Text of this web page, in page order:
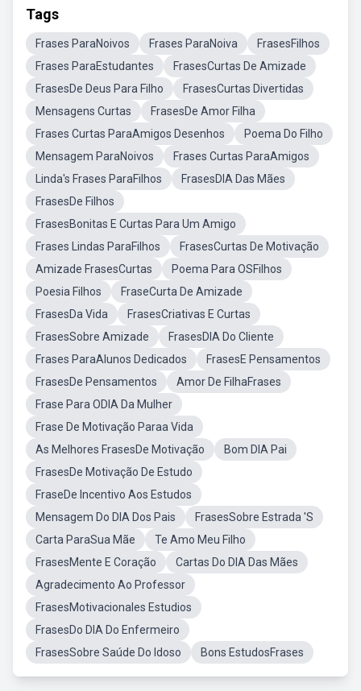
Tags
Frases ParaNoivos Frases ParaNoiva
FrasesFilhos
Frases ParaEstudantes
FrasesCurtas De Amizade
FrasesDe Deus Para Filho
FrasesCurtas Divertidas
Mensagens Curtas
FrasesDe Amor Filha
Frases Curtas ParaAmigos Desenhos
Poema Do Filho
Mensagem ParaNoivos
Frases Curtas ParaAmigos
Linda's Frases ParaFilhos
FrasesDIA Das Mães
FrasesDe Filhos
FrasesBonitas E Curtas Para Um Amigo
Frases Lindas ParaFilhos
FrasesCurtas De Motivação
Amizade FrasesCurtas
Poema Para OSFilhos
Poesia Filhos
FraseCurta De Amizade
FrasesDa Vida
FrasesCriativas E Curtas
FrasesSobre Amizade
FrasesDIA Do Cliente
Frases ParaAlunos Dedicados
FrasesE Pensamentos
FrasesDe Pensamentos
Amor De FilhaFrases
Frase Para ODIA Da Mulher
Frase De Motivação Paraa Vida
As Melhores FrasesDe Motivação
Bom DIA Pai
FrasesDe Motivação De Estudo
FraseDe Incentivo Aos Estudos
Mensagem Do DIA Dos Pais
FrasesSobre Estrada 'S
Carta ParaSua Mãe
Te Amo Meu Filho
FrasesMente E Coração
Cartas Do DIA Das Mães
Agradecimento Ao Professor
FrasesMotivacionales Estudios
FrasesDo DIA Do Enfermeiro
FrasesSobre Saúde Do Idoso
Bons EstudosFrases